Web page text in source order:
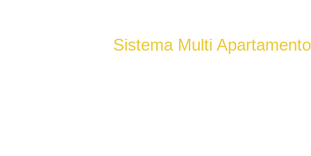
Sistema Multi